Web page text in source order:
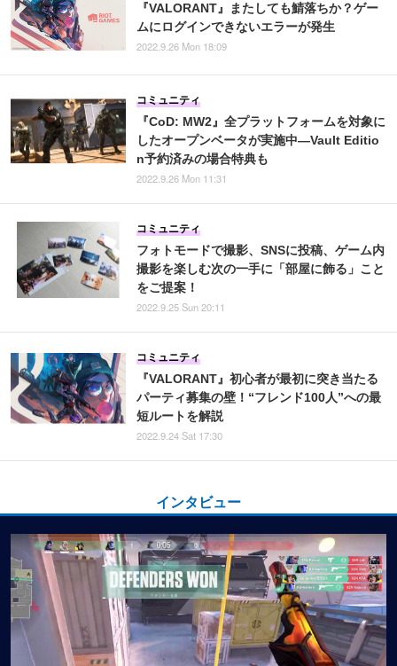
『VALORANT』またしても鯖落ちか？ゲー
ムにログインできないエラーが発生
2022.9.26 Mon 18:09
『CoD: MW2』全プラットフォームを対象に
したオープンベータが実施中―Vault Editio
n予約済みの場合特典も
コミュニティ
2022.9.26 Mon 11:31
フォトモードで撮影、SNSに投稿、ゲーム内
撮影を楽しむ次の一手に「部屋に飾る」こと
をご提案！
コミュニティ
2022.9.25 Sun 20:11
『VALORANT』初心者が最初に突き当たる
パーティ募集の壁！“フレンド100人”への最
短ルートを解説
コミュニティ
2022.9.24 Sat 17:30
インタビュー